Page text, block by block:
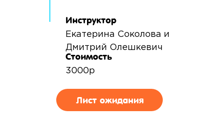
Стоимость
3000р
Лист ожидания
Инструктор
Екатерина Соколова и
Дмитрий Олешкевич